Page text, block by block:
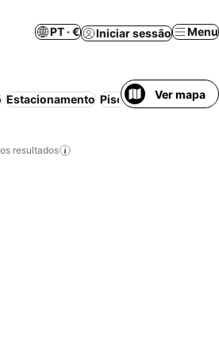
PT · € Iniciar sessão Menu
Estacionamento Piscina Ver mapa
resultados